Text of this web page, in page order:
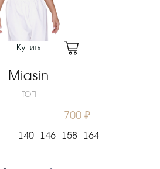
Miasin
ТОП
700 ₽
140 146 158 164